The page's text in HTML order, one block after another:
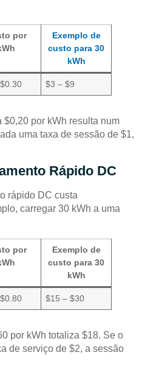
por
Exemplo de
custo para 30
kWh
$3 – $9
$0,20 por kWh resulta num
uma taxa de sessão de $1,
Rápido DC
rápido DC custa
carregar 30 kWh a uma
por
Exemplo de
custo para 30
kWh
$15 – $30
por kWh totaliza $18. Se o
de serviço de $2, a sessão